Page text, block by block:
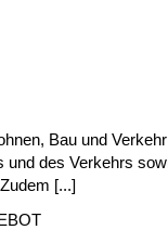
Bau und
des Verkehrs
[...]